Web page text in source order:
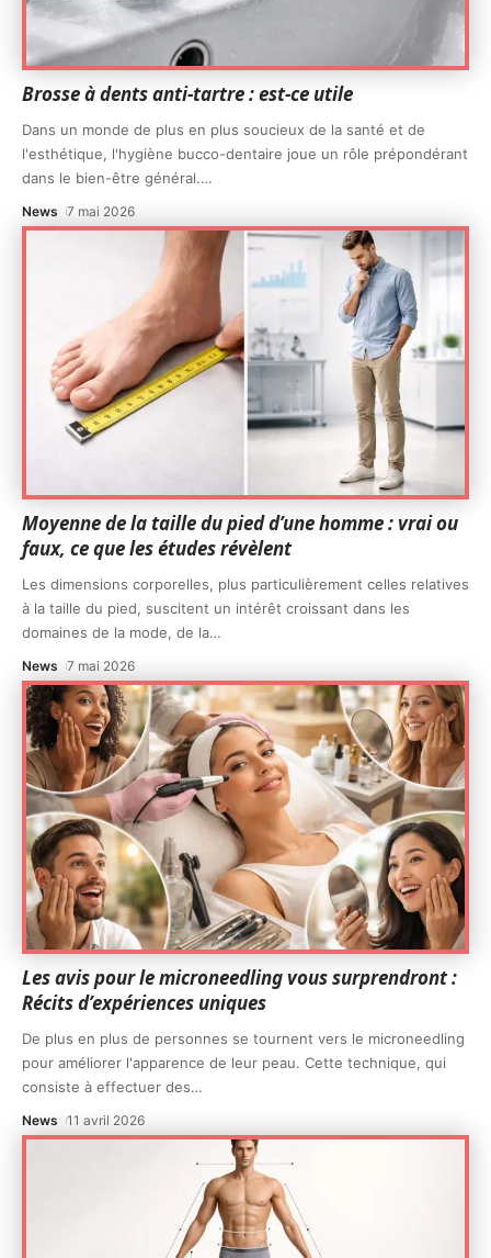
Brosse à dents anti-tartre : est-ce utile
Dans un monde de plus en plus soucieux de la santé et de
l'esthétique, l'hygiène bucco-dentaire joue un rôle prépondérant
dans le bien-être général.…
News 7 mai 2026
Moyenne de la taille du pied d’une homme : vrai ou
faux, ce que les études révèlent
Les dimensions corporelles, plus particulièrement celles relatives
à la taille du pied, suscitent un intérêt croissant dans les
domaines de la mode, de la…
News 7 mai 2026
Les avis pour le microneedling vous surprendront :
Récits d’expériences uniques
De plus en plus de personnes se tournent vers le microneedling
pour améliorer l'apparence de leur peau. Cette technique, qui
consiste à effectuer des…
News 11 avril 2026